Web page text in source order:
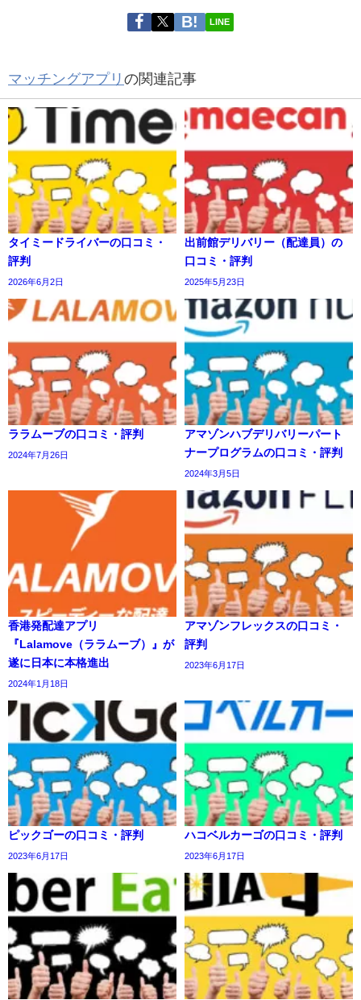
LINE
マッチングアプリ の関連記事
タイミードライバーの口コミ・
評判
2026年6月2日
出前館デリバリー（配達員）の
口コミ・評判
2025年5月23日
ララムーブの口コミ・評判
2024年7月26日
アマゾンハブデリバリーパート
ナープログラムの口コミ・評判
2024年3月5日
香港発配達アプリ
『Lalamove（ララムーブ）』が
遂に日本に本格進出
2024年1月18日
アマゾンフレックスの口コミ・
評判
2023年6月17日
ピックゴーの口コミ・評判
2023年6月17日
ハコベルカーゴの口コミ・評判
2023年6月17日